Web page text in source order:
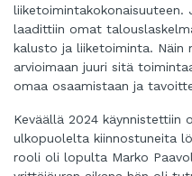
liiketoimintakokonaisuuteen.
laadittiin omat
kalusto ja liiketoiminta.
arvioimaan juuri sitä
omaa osaamistaan ja
Keväällä 2024 käynnistettiin
ulkopuolelta kiinnostuneita
rooli oli lopulta Marko